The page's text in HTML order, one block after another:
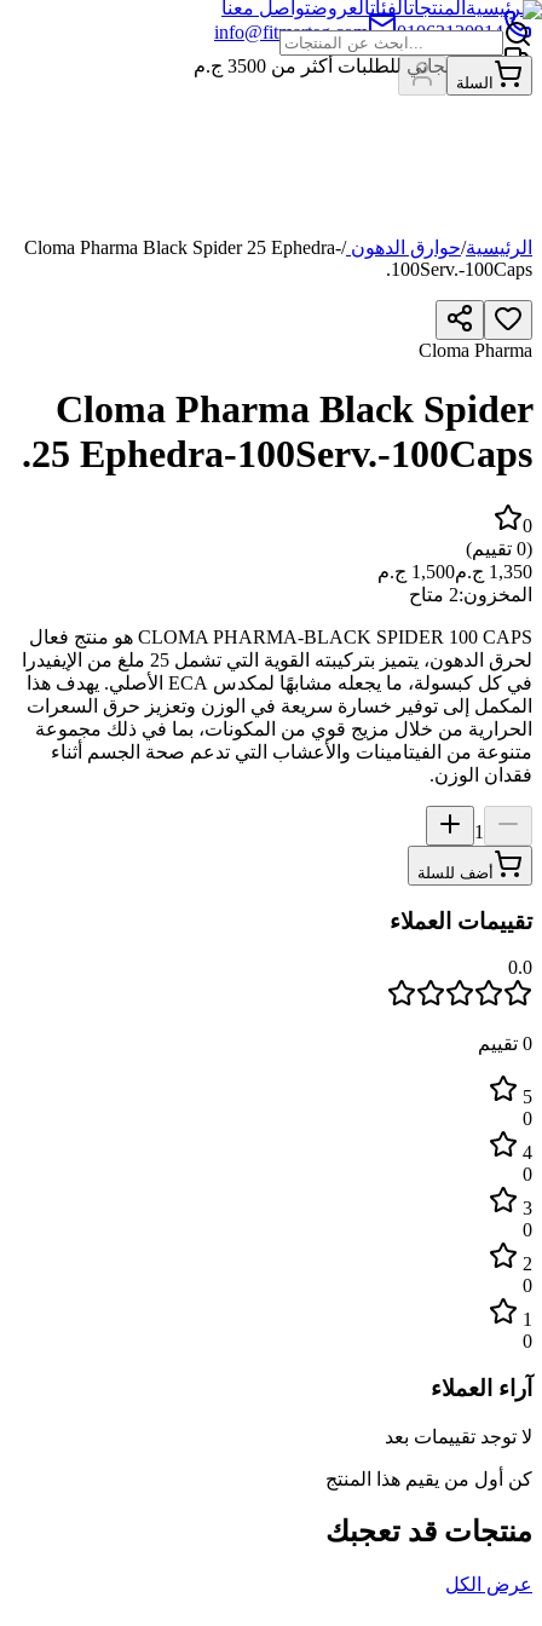
01063120914
info@fitmarteg.com
شحن مجاني للطلبات أكثر من 3500 ج.م
الرئيسية المنتجاتالفئاتالعروضتواصل معنا
السلة
الرئيسية/حوارق الدهون/
Cloma Pharma Black Spider 25 Ephedra-
100Serv.-100Caps.
Cloma Pharma
Cloma Pharma Black Spider
25 Ephedra-100Serv.-100Caps.
0
(
0 تقييم)
1,350 ج.م1,500 ج.م
المخزون:2 متاح
CLOMA PHARMA-BLACK SPIDER 100 CAPS هو منتج فعال
لحرق الدهون، يتميز بتركيبته القوية التي تشمل 25 ملغ من الإيفيدرا
في كل كبسولة، ما يجعله مشابهًا لمكدس ECA الأصلي. يهدف هذا
المكمل إلى توفير خسارة سريعة في الوزن وتعزيز حرق السعرات
الحرارية من خلال مزيج قوي من المكونات، بما في ذلك مجموعة
متنوعة من الفيتامينات والأعشاب التي تدعم صحة الجسم أثناء
فقدان الوزن​​​​.
1
أضف للسلة
تقييمات العملاء
0.0
0 تقييم
5
0
4
0
3
0
2
0
1
0
آراء العملاء
لا توجد تقييمات بعد
كن أول من يقيم هذا المنتج
منتجات قد تعجبك
عرض الكل